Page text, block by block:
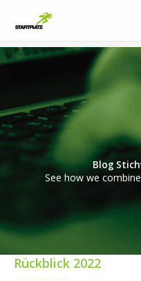
Blog
See how we
Rückblick 2022